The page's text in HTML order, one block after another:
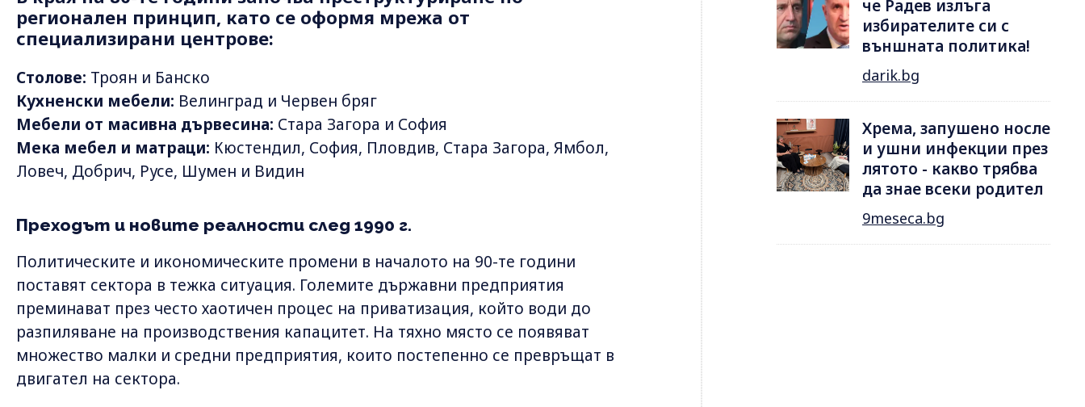
регионален принцип, като се оформя мрежа от
специализирани центрове:
Столове: Троян и Банско
Кухненски мебели: Велинград и Червен бряг
Мебели от масивна дървесина: Стара Загора и София
Мека мебел и матраци: Кюстендил, София, Пловдив, Стара Загора, Ямбол,
Ловеч, Добрич, Русе, Шумен и Видин
Преходът и новите реалности след 1990 г.
Политическите и икономическите промени в началото на 90-те години
поставят сектора в тежка ситуация. Големите държавни предприятия
преминават през често хаотичен процес на приватизация, който води до
разпиляване на производствения капацитет. На тяхно място се появяват
множество малки и средни предприятия, които постепенно се превръщат в
двигател на сектора.
че Радев излъга
избирателите си с
външната политика!
darik.bg
Хрема, запушено носле
и ушни инфекции през
лятотo - какво трябва
да знае всеки родител
9meseca.bg